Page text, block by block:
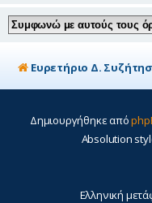
Ευρετήριο Δ.
Δημιουργήθηκε από
Absolution
Ελληνική